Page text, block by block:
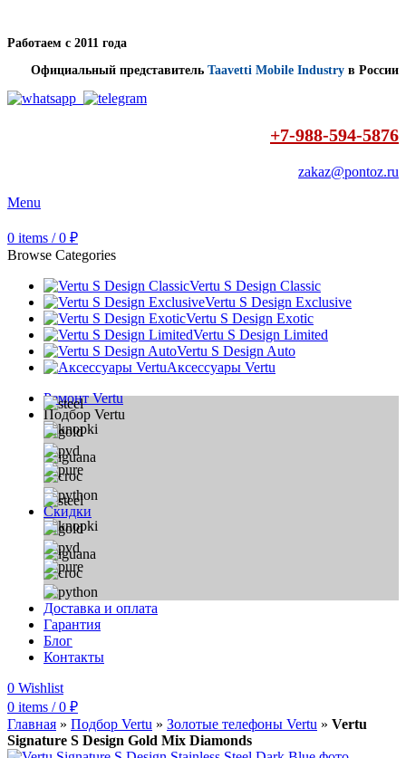
Работаем с 2011 года
Официальный представитель Taavetti Mobile Industry в России
+7-988-594-5876
zakaz@pontoz.ru
Menu
0 items / 0 ₽
Browse Categories
Vertu S Design Classic
Vertu S Design Exclusive
Vertu S Design Exotic
Vertu S Design Limited
Vertu S Design Auto
Аксессуары Vertu
Ремонт Vertu
Подбор Vertu
Скидки
Доставка и оплата
Гарантия
Блог
Контакты
0 Wishlist
0 items / 0 ₽
Главная » Подбор Vertu » Золотые телефоны Vertu » Vertu
Signature S Design Gold Mix Diamonds